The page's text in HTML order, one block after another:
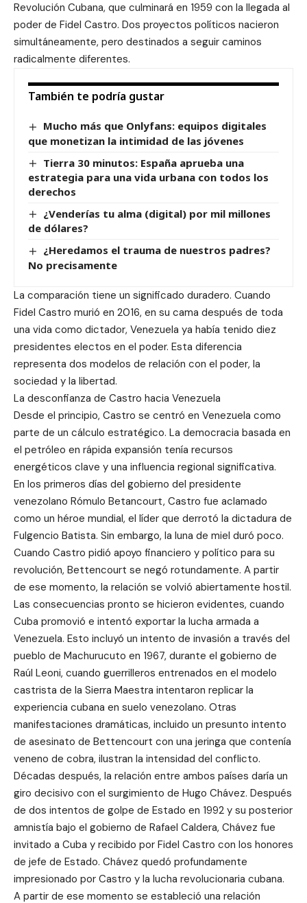
Revolución Cubana, que culminará en 1959 con la llegada al
poder de Fidel Castro. Dos proyectos políticos nacieron
simultáneamente, pero destinados a seguir caminos
radicalmente diferentes.
También te podría gustar
Mucho más que Onlyfans: equipos digitales
que monetizan la intimidad de las jóvenes
Tierra 30 minutos: España aprueba una
estrategia para una vida urbana con todos los
derechos
¿Venderías tu alma (digital) por mil millones
de dólares?
¿Heredamos el trauma de nuestros padres?
No precisamente
La comparación tiene un significado duradero. Cuando
Fidel Castro murió en 2016, en su cama después de toda
una vida como dictador, Venezuela ya había tenido diez
presidentes electos en el poder. Esta diferencia
representa dos modelos de relación con el poder, la
sociedad y la libertad.
La desconfianza de Castro hacia Venezuela
Desde el principio, Castro se centró en Venezuela como
parte de un cálculo estratégico. La democracia basada en
el petróleo en rápida expansión tenía recursos
energéticos clave y una influencia regional significativa.
En los primeros días del gobierno del presidente
venezolano Rómulo Betancourt, Castro fue aclamado
como un héroe mundial, el líder que derrotó la dictadura de
Fulgencio Batista. Sin embargo, la luna de miel duró poco.
Cuando Castro pidió apoyo financiero y político para su
revolución, Bettencourt se negó rotundamente. A partir
de ese momento, la relación se volvió abiertamente hostil.
Las consecuencias pronto se hicieron evidentes, cuando
Cuba promovió e intentó exportar la lucha armada a
Venezuela. Esto incluyó un intento de invasión a través del
pueblo de Machurucuto en 1967, durante el gobierno de
Raúl Leoni, cuando guerrilleros entrenados en el modelo
castrista de la Sierra Maestra intentaron replicar la
experiencia cubana en suelo venezolano. Otras
manifestaciones dramáticas, incluido un presunto intento
de asesinato de Bettencourt con una jeringa que contenía
veneno de cobra, ilustran la intensidad del conflicto.
Décadas después, la relación entre ambos países daría un
giro decisivo con el surgimiento de Hugo Chávez. Después
de dos intentos de golpe de Estado en 1992 y su posterior
amnistía bajo el gobierno de Rafael Caldera, Chávez fue
invitado a Cuba y recibido por Fidel Castro con los honores
de jefe de Estado. Chávez quedó profundamente
impresionado por Castro y la lucha revolucionaria cubana.
A partir de ese momento se estableció una relación